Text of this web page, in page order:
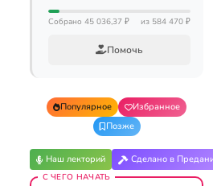
Собрано 45 036,37 ₽ из 584 470 ₽
Помочь
Популярное
Избранное
Позже
Наш лекторий Сделано в
С ЧЕГО НАЧАТЬ